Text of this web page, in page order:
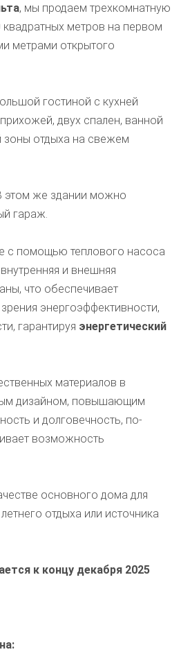
, мы продаем трехкомнатную
метров на первом
метрами открытого
гостиной с кухней
двух спален, ванной
зоны отдыха на свежем
этом же здании можно
гараж.
с помощью теплового насоса
и внешняя
что обеспечивает
энергоэффективности,
гарантируя энергетический
материалов в
дизайном, повышающим
и долговечность, по-
возможность
основного дома для
отдыха или источника
к концу декабря 2025